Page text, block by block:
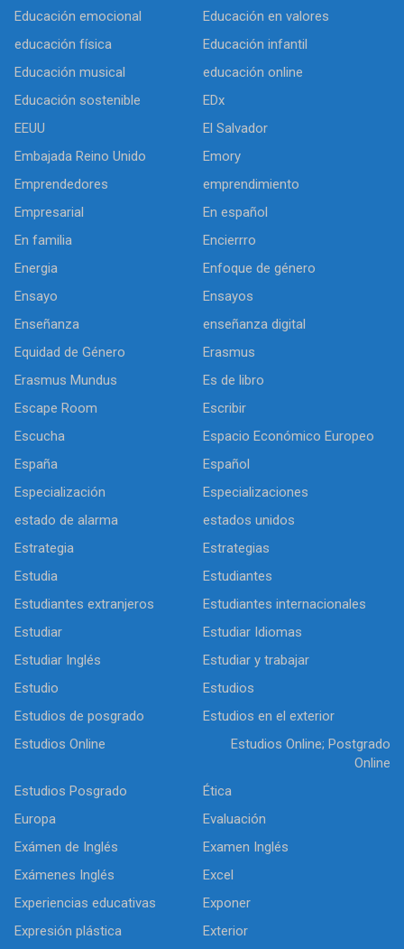
Educación emocional
Educación en valores
educación física
Educación infantil
Educación musical
educación online
Educación sostenible
EDx
EEUU
El Salvador
Embajada Reino Unido
Emory
Emprendedores
emprendimiento
Empresarial
En español
En familia
Encierrro
Energia
Enfoque de género
Ensayo
Ensayos
Enseñanza
enseñanza digital
Equidad de Género
Erasmus
Erasmus Mundus
Es de libro
Escape Room
Escribir
Escucha
Espacio Económico Europeo
España
Español
Especialización
Especializaciones
estado de alarma
estados unidos
Estrategia
Estrategias
Estudia
Estudiantes
Estudiantes extranjeros
Estudiantes internacionales
Estudiar
Estudiar Idiomas
Estudiar Inglés
Estudiar y trabajar
Estudio
Estudios
Estudios de posgrado
Estudios en el exterior
Estudios Online
Estudios Online; Postgrado
Online
Estudios Posgrado
Ética
Europa
Evaluación
Exámen de Inglés
Examen Inglés
Exámenes Inglés
Excel
Experiencias educativas
Exponer
Expresión plástica
Exterior